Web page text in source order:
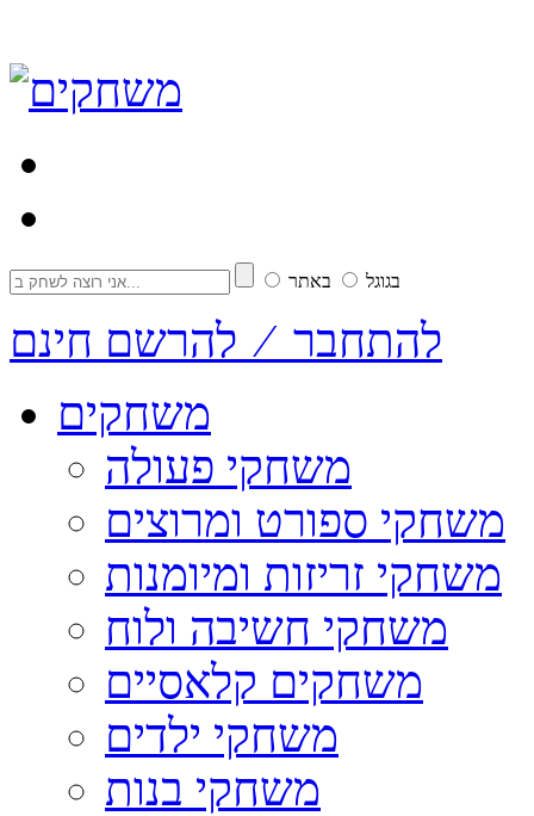
בגוגל באתר
להתחבר ⁄ להרשם חינם
משחקים
משחקי פעולה
משחקי ספורט ומרוצים
משחקי זריזות ומיומנות
משחקי חשיבה ולוח
משחקים קלאסיים
משחקי ילדים
משחקי בנות